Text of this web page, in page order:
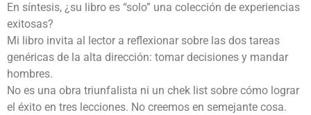
En síntesis, ¿su libro es “solo” una colección de experiencias
exitosas?
Mi libro invita al lector a reflexionar sobre las dos tareas
genéricas de la alta dirección: tomar decisiones y mandar
hombres.
No es una obra triunfalista ni un chek list sobre cómo lograr
el éxito en tres lecciones. No creemos en semejante cosa.